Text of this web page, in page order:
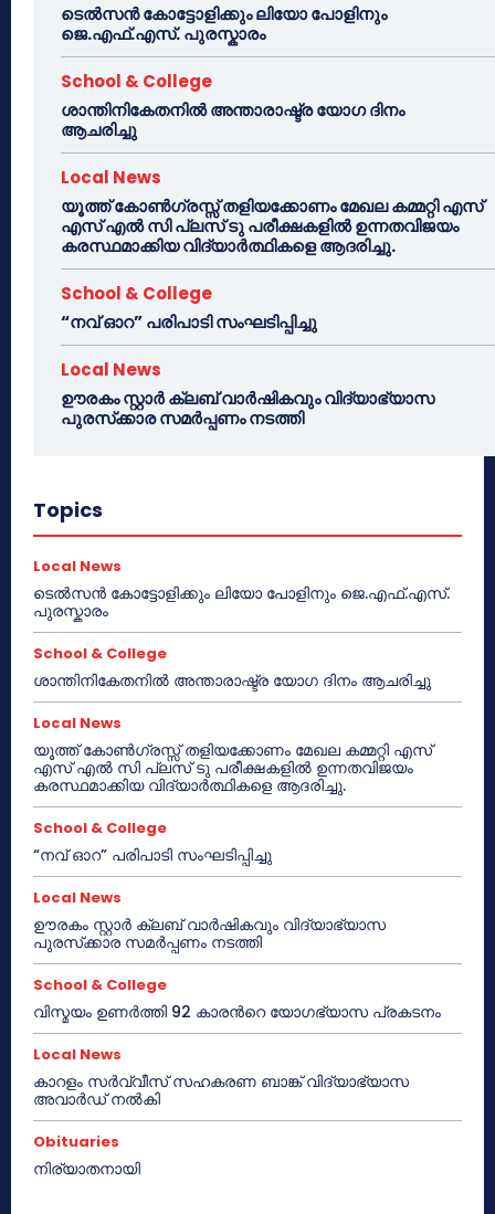
ടെൽസൻ കോട്ടോളിക്കും ലിയോ പോളിനും
ജെ.എഫ്.എസ്. പുരസ്കാരം
School & College
ശാന്തിനികേതനിൽ അന്താരാഷ്ട്ര യോഗ ദിനം
ആചരിച്ചു
Local News
യൂത്ത് കോൺഗ്രസ്സ് തളിയക്കോണം മേഖല കമ്മറ്റി എസ്
എസ് എൽ സി പ്ലസ് ടു പരീക്ഷകളിൽ ഉന്നതവിജയം
കരസ്ഥമാക്കിയ വിദ്യാർത്ഥികളെ ആദരിച്ചു.
School & College
“നവ് ഓറ” പരിപാടി സംഘടിപ്പിച്ചു
Local News
ഊരകം സ്റ്റാർ ക്ലബ് വാർഷികവും വിദ്യാഭ്യാസ
പുരസ്‌ക്കാര സമർപ്പണം നടത്തി
Topics
Local News
ടെൽസൻ കോട്ടോളിക്കും ലിയോ പോളിനും ജെ.എഫ്.എസ്.
പുരസ്കാരം
School & College
ശാന്തിനികേതനിൽ അന്താരാഷ്ട്ര യോഗ ദിനം ആചരിച്ചു
Local News
യൂത്ത് കോൺഗ്രസ്സ് തളിയക്കോണം മേഖല കമ്മറ്റി എസ്
എസ് എൽ സി പ്ലസ് ടു പരീക്ഷകളിൽ ഉന്നതവിജയം
കരസ്ഥമാക്കിയ വിദ്യാർത്ഥികളെ ആദരിച്ചു.
School & College
“നവ് ഓറ” പരിപാടി സംഘടിപ്പിച്ചു
Local News
ഊരകം സ്റ്റാർ ക്ലബ് വാർഷികവും വിദ്യാഭ്യാസ
പുരസ്‌ക്കാര സമർപ്പണം നടത്തി
School & College
വിസ്മയം ഉണർത്തി 92 കാരൻറെ യോഗഭ്യാസ പ്രകടനം
Local News
കാറളം സർവ്വീസ് സഹകരണ ബാങ്ക് വിദ്യാഭ്യാസ
അവാർഡ് നൽകി
Obituaries
നിര്യാതനായി